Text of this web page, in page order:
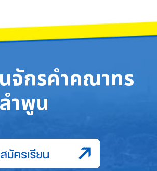
นจักรคำคณาทร
ำพูน